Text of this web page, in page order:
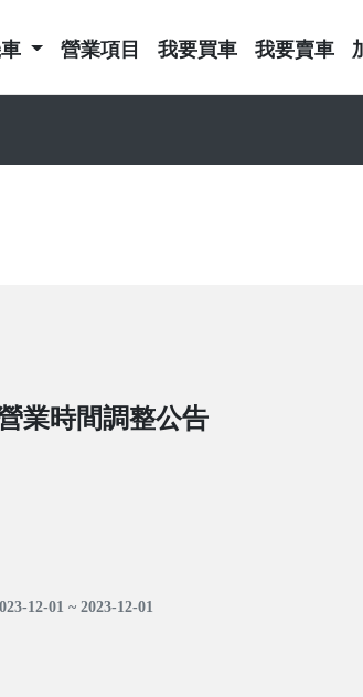
營業項目 我要買車 我要賣車
業時間調整公告
12-01 ~ 2023-12-01